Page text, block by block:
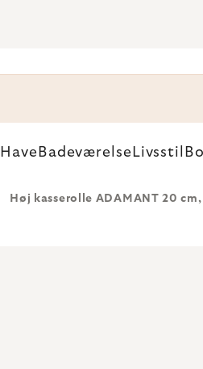
Have Badeværelse Livsstil
Høj kasserolle ADAMANT 20